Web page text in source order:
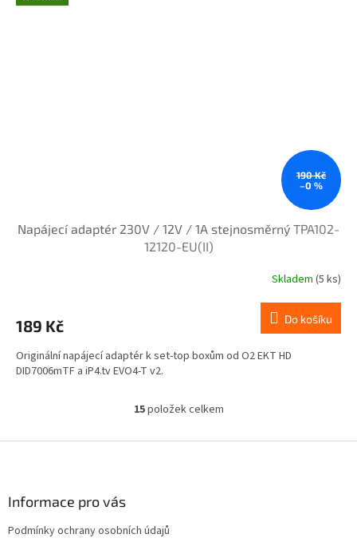
190 Kč
–0 %
Napájecí adaptér 230V / 12V / 1A stejnosměrný TPA102-
12120-EU(II)
Skladem (5 ks)
189 Kč Do košíku
Originální napájecí adaptér k set-top boxům od O2 EKT HD
DID7006mTF a iP4.tv EVO4-T v2.
O
l
15položek celkem
Informace pro vás
Podmínky ochrany osobních údajů